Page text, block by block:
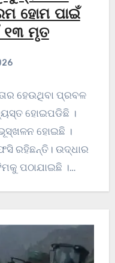
ହୋମ ପାଇଁ
୧୩ ମୃତ
ହେଉଥିବା ପ୍ରବଳ
ହୋଇପଡିଛି ।
ହୋଇଛି ।
ରହିଛନ୍ତି। ଉଦ୍ଧାର
ପଠାଯାଇଛି ।…